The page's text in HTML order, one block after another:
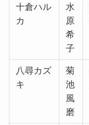
十倉ハル
カ
水
原
希
子
八尋カズ
キ
菊
池
風
磨